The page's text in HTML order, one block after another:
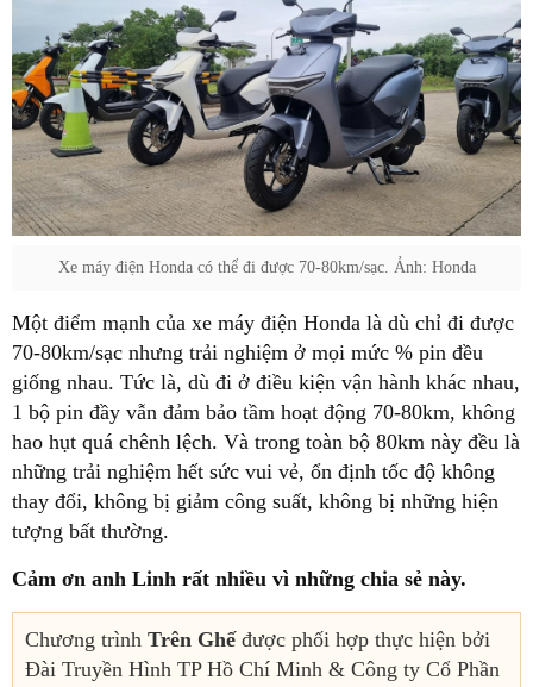
Xe máy điện Honda có thể đi được 70-80km/sạc. Ảnh: Honda
Một điểm mạnh của xe máy điện Honda là dù chỉ đi được
70-80km/sạc nhưng trải nghiệm ở mọi mức % pin đều
giống nhau. Tức là, dù đi ở điều kiện vận hành khác nhau,
1 bộ pin đầy vẫn đảm bảo tầm hoạt động 70-80km, không
hao hụt quá chênh lệch. Và trong toàn bộ 80km này đều là
những trải nghiệm hết sức vui vẻ, ổn định tốc độ không
thay đổi, không bị giảm công suất, không bị những hiện
tượng bất thường.
Cảm ơn anh Linh rất nhiều vì những chia sẻ này.
Chương trình Trên Ghếđược phối hợp thực hiện bởi
Đài Truyền Hình TP Hồ Chí Minh & Công ty Cổ Phần